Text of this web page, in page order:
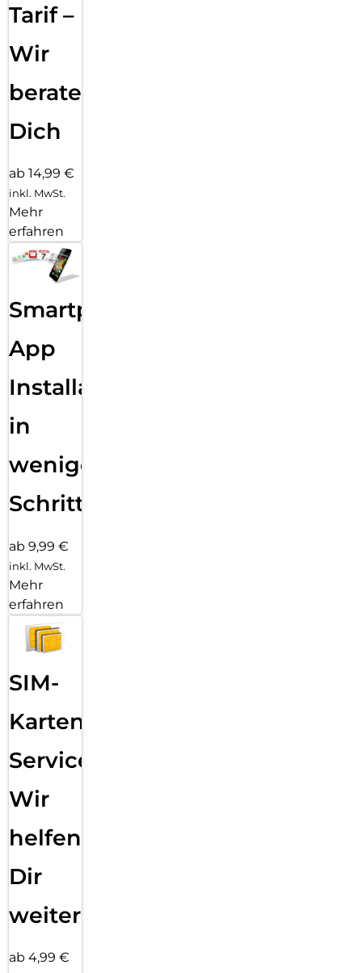
Tarif –
Wir
beraten
Dich
ab 14,99 €
inkl. MwSt.
Mehr
erfahren
Smartphone
App
Installation
in
wenigen
Schritten
ab 9,99 €
inkl. MwSt.
Mehr
erfahren
SIM-
Karten
Service:
Wir
helfen
Dir
weiter
ab 4,99 €